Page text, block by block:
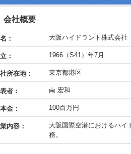
会社概要
： 大阪ハイドラント株式会社
： 1966（S41）年7月
所在地： 東京都港区
者： 南 宏和
金： 100百万円
内容：
大阪国際空港におけるハイ
務。